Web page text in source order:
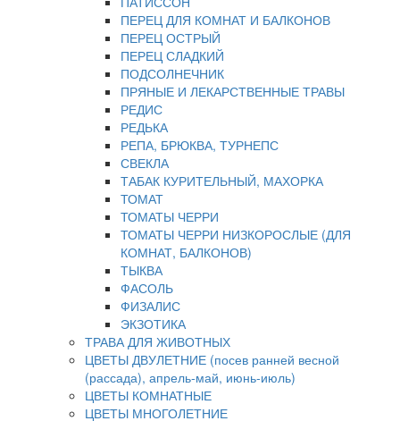
ПЕРЕЦ ДЛЯ КОМНАТ И БАЛКОНОВ
ПЕРЕЦ ОСТРЫЙ
ПЕРЕЦ СЛАДКИЙ
ПОДСОЛНЕЧНИК
ПРЯНЫЕ И ЛЕКАРСТВЕННЫЕ ТРАВЫ
РЕДИС
РЕДЬКА
РЕПА, БРЮКВА, ТУРНЕПС
СВЕКЛА
ТАБАК КУРИТЕЛЬНЫЙ, МАХОРКА
ТОМАТ
ТОМАТЫ ЧЕРРИ
ТОМАТЫ ЧЕРРИ НИЗКОРОСЛЫЕ (ДЛЯ
КОМНАТ, БАЛКОНОВ)
ТЫКВА
ФАСОЛЬ
ФИЗАЛИС
ЭКЗОТИКА
ТРАВА ДЛЯ ЖИВОТНЫХ
ЦВЕТЫ ДВУЛЕТНИЕ (посев ранней весной
(рассада), апрель-май, июнь-июль)
ЦВЕТЫ КОМНАТНЫЕ
ЦВЕТЫ МНОГОЛЕТНИЕ